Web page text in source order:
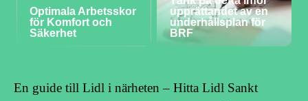
Optimala Arbetsskor
för Komfort och
Säkerhet
upprättandet av en
underhållsplan för
BRF
En guide till Lidl i närheten – Hitta Lidl Sankt